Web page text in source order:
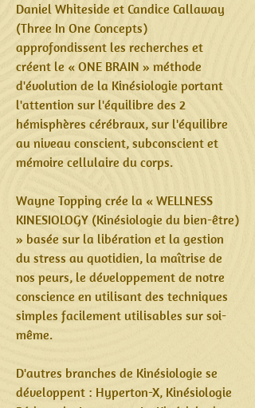
Daniel Whiteside et Candice Callaway
(Three In One Concepts)
approfondissent les recherches et
créent le « ONE BRAIN » méthode
d'évolution de la Kinésiologie portant
l'attention sur l'équilibre des 2
hémisphères cérébraux, sur l'équilibre
au niveau conscient, subconscient et
mémoire cellulaire du corps.
Wayne Topping crée la « WELLNESS
KINESIOLOGY (Kinésiologie du bien-être)
» basée sur la libération et la gestion
du stress au quotidien, la maîtrise de
nos peurs, le développement de notre
conscience en utilisant des techniques
simples facilement utilisables sur soi-
même.
D'autres branches de Kinésiologie se
développent : Hyperton-X, Kinésiologie